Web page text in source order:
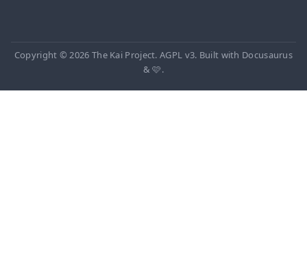
Copyright © 2026 The Kai Project. AGPL v3. Built with Docusaurus
& 🩷.